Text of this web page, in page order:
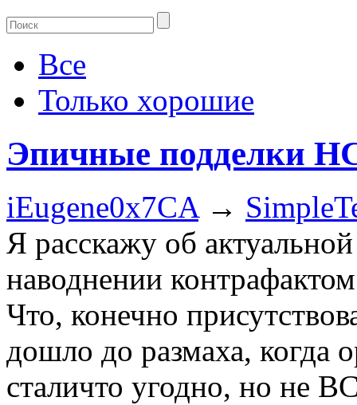
Все
Только хорошие
Эпичные подделки
iEugene0x7CA→
Я расскажу об
наводнении
Что, конечно
дошло до размаха, когда
сталичто угодно, но не